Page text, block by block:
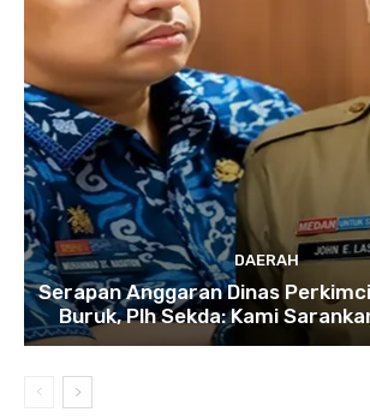
DAERAH
Serapan Anggaran Dinas
Buruk, Plh Sekda: Kami